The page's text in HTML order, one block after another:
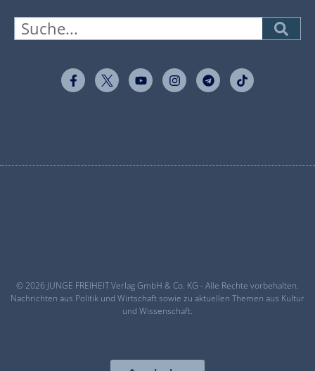
© 2026 JUNGE FREIHEIT Verlag GmbH & Co. KG - Alle Rechte vorbehalten.
Nachrichten aus Politik und Wirtschaft sowie zu aktuellen Themen aus Kultur
und Wissenschaft.